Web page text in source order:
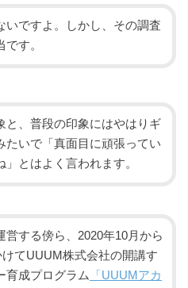
いですよ。しかし、その調査
す。
と、普段の印象にはやはりギ
たいで「真面目に頑張ってい
」とはよく言われます。
営する傍ら、2020年10月から
てUUUM株式会社の開講す
育成プログラム 「UUUMアカ